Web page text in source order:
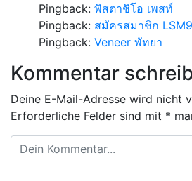
Pingback: พิสตาชิโอ เพสท์
Pingback: สมัครสมาชิก
Pingback: Veneer พัทยา
Kommentar
Deine E-Mail-Adresse wird nicht
Erforderliche Felder sind mit *